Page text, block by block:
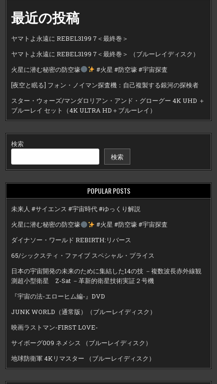
最近の投稿
ヤマトよ永遠に REBEL3199 7＜最終巻＞
ヤマトよ永遠に REBEL3199 7＜最終巻＞ （ブルーレイディスク）
火星に潜む秘密の防空壕
#火星 #防空壕 #宇宙探査
[夜空と眠る] フォン・ノイマン探査機：自己複製する銀河の探検者
スター・ウォーズ/マンダロリアン・アンド・グローグー 4K UHD ＋
ブルーレイ セット（4K ULTRA HD＋ブルーレイ）
検索
検索
POPULAR POSTS
未来人 #サイエンス #宇宙時代 #ゆっくり解説
火星に潜む秘密の防空壕
#火星 #防空壕 #宇宙探査
ダイナソー・ワールド REBIRTH:リバース
65/シックスティ・ファイブ スペシャル・プライス
日本の宇宙開発の未来のために集結した14の技 －複数波長赤外線観
測超小型衛星 Z-Sat －革新的衛星技術実証２号機
『宇宙の法-エローヒム編-』DVD
JUNK WORLD（通常版）（ブルーレイディスク）
映画ラストマン-FIRST LOVE-
サイボーグ009 ネメシス （ブルーレイディスク）
地球防衛軍 4Kリマスター （ブルーレイディスク）